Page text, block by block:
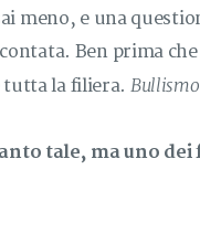
meno, e una
Ben prima
tutta la filiera.
tale, ma uno